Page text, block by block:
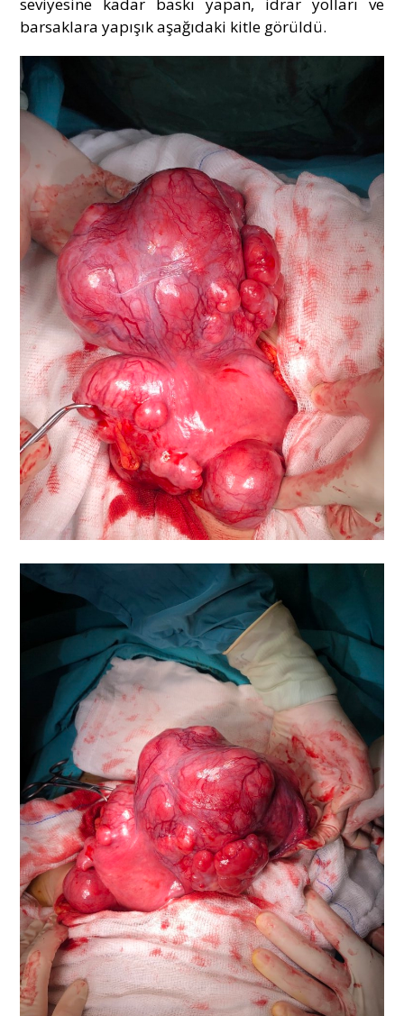
barsaklara yapışık aşağıdaki kitle görüldü.